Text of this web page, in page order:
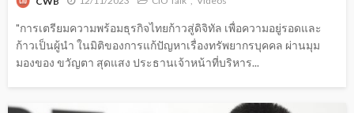
"การเตรียมความพร้อมธุรกิจไทยก้าวสู่ดิจิทัล เพื่อความอยู่รอดและ
ก้าวเป็นผู้นำ ในมิติของการแก้ปัญหาเรื่องทรัพยากรบุคคล ผ่านมุม
มองของ ขวัญตา สุดแสง ประธานเจ้าหน้าที่บริหาร...